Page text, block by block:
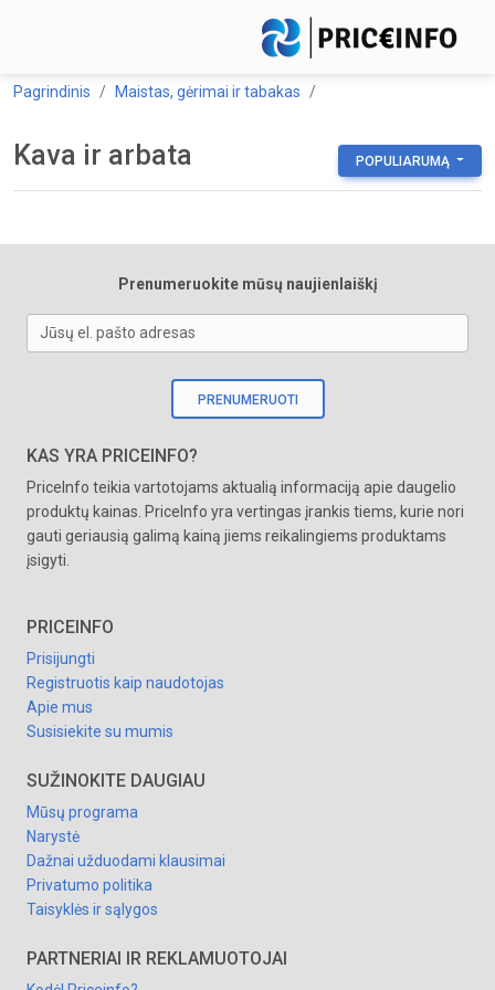
Pagrindinis Maistas, gėrimai ir tabakas
Kava ir arbata POPULIARUMĄ
Prenumeruokite mūsų naujienlaiškį
Jūsų el. pašto adresas
PRENUMERUOTI
KAS YRA PRICEINFO?
PriceInfo teikia vartotojams aktualią informaciją apie daugelio
produktų kainas. PriceInfo yra vertingas įrankis tiems, kurie nori
gauti geriausią galimą kainą jiems reikalingiems produktams
įsigyti.
PRICEINFO
Prisijungti
Registruotis kaip naudotojas
Apie mus
Susisiekite su mumis
SUŽINOKITE DAUGIAU
Mūsų programa
Narystė
Dažnai užduodami klausimai
Privatumo politika
Taisyklės ir sąlygos
PARTNERIAI IR REKLAMUOTOJAI